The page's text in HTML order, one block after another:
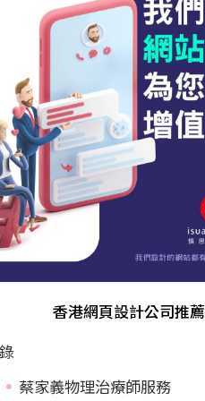
香港網頁設計公司推薦
蔡家義物理治療師服務